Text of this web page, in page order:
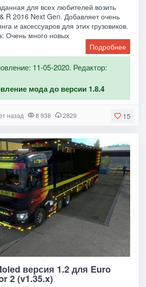
для всех любителей возить
R 2016 Next Gen. Добавляет очень
и аксессуаров для этих грузовиков.
Очень много новых
Подробнее
11-05-2020. Редактор:
мода до версии 1.8.4
15
назад 8 938 2829
версия 1.2 для Euro
2 (v1.35.x)